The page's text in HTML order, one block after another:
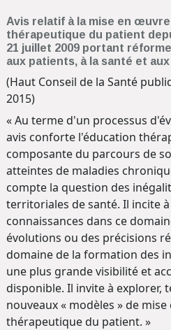
Avis relatif à la mise en
thérapeutique du patient
21 juillet 2009 portant
aux patients, à la santé et
(Haut Conseil de la Santé
2015)
« Au terme d'un processus
avis conforte l'éducation
composante du parcours de
atteintes de maladies
compte la question des
territoriales de santé. Il incite
connaissances dans ce
évolutions ou des précisions
domaine de la formation des
une plus grande visibilité et
disponible. Il invite à explorer,
nouveaux « modèles » de
thérapeutique du patient. »